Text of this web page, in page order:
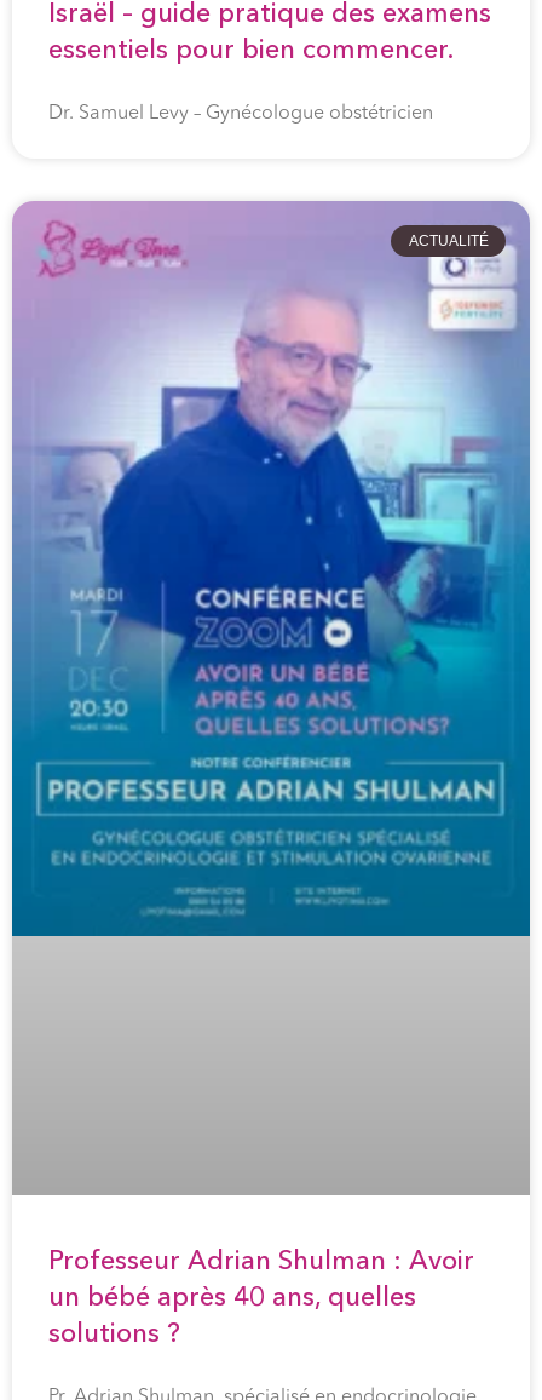
Israël – guide pratique des examens
essentiels pour bien commencer.
Dr. Samuel Levy – Gynécologue obstétricien
ACTUALITÉ
Professeur Adrian Shulman : Avoir
un bébé après 40 ans, quelles
solutions ?